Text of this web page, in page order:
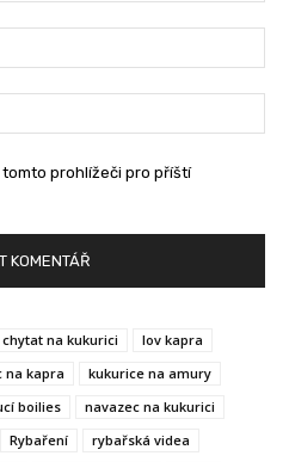
prohlížeči pro příští
na kukurici
lov kapra
na kapra
kukurice na amury
boilies
navazec na kukurici
Rybaření
rybařská videa